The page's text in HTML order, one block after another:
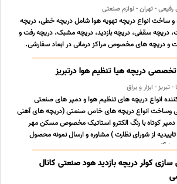
رفیعی - تهران - لوازم صنعتی
ساخت انواع دریچه تهویه هوا شامل دریچه خطی، دریچه
دریچه سقفی، دریچه بازدید، دریچه مشبک، دریچه رفت و
و دریچه های مخصوص مراکز درمانی در ابعاد سفارشی.
آلومینیومی و تجهیزات توزیع هوا با طراحی مهندسی،
ساخت بالا و قابلیت تولید بر اساس ابعاد و مشخصات ...
تخصصی دریچه هیا تنظیم هوا درتبریز
- تبریز - ابزار و یراق
انواع دریچه های تنظیم هوا و دمپر های صنعتی
وساخت انواع دریچه های خاص صنعتی (دریچه های آهنی
کوتاه با رنگ الکترو استاتیک مخصوص مسکن مهر
تاییدیه از شورای نظارت ) مشاوره و ارسال نمونه محصول
________________________________________
سازی کولر دریچه بازدید هود صنعتی کانال